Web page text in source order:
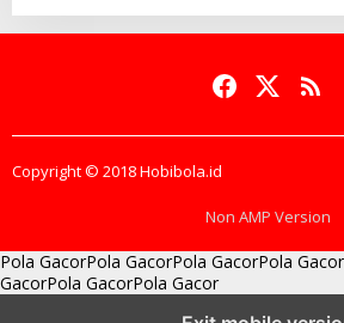
Copyright © 2018 Hobibola.id
Non AMP Version
Pola GacorPola GacorPola GacorPola Gacor
GacorPola GacorPola Gacor